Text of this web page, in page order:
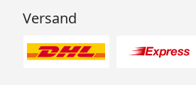
Versand